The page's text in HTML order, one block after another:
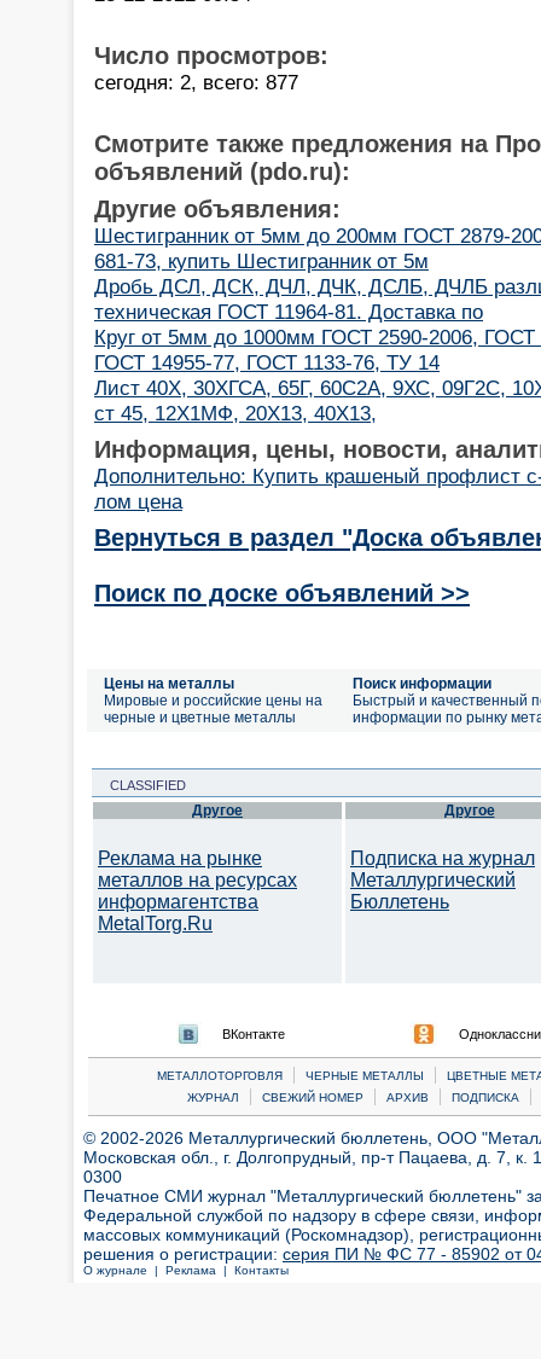
Число просмотров:
сегодня: 2, всего: 877
Смотрите также предложения на
объявлений (pdo.ru):
Другие объявления:
Шестигранник от 5мм до 200мм ГОСТ 2879-
681-73, купить Шестигранник от 5м
Дробь ДСЛ, ДСК, ДЧЛ, ДЧК, ДСЛБ, ДЧЛБ
техническая ГОСТ 11964-81. Доставка по
Круг от 5мм до 1000мм ГОСТ 2590-2006,
ГОСТ 14955-77, ГОСТ 1133-76, ТУ 14
Лист 40Х, 30ХГСА, 65Г, 60С2А, 9ХС, 09Г2С,
ст 45, 12Х1МФ, 20Х13, 40Х13,
Информация, цены, новости,
Дополнительно: Купить крашеный профлист
лом цена
Вернуться в раздел "Доска
Поиск по доске объявлений >>
Цены на металлы
Мировые и российские цены на
черные и цветные металлы
Поиск информации
Быстрый и качественный
информации по рынку
CLASSIFIED
Другое
Реклама на рынке
металлов на ресурсах
информагентства
MetalTorg.Ru
Другое
Подписка на журнал
Металлургический
Бюллетень
ВКонтакте
МЕТАЛЛОТОРГОВЛЯ | ЧЕРНЫЕ МЕТАЛЛЫ |
ЦВЕТНЫЕ
ЖУРНАЛ
| СВЕЖИЙ НОМЕР | АРХИВ | ПОДПИСКА |
© 2002-2026 Металлургический бюллетень, ООО
Московская обл., г. Долгопрудный, пр-т Пацаева, д. 7,
0300
Печатное СМИ журнал "Металлургический бюллетень"
Федеральной службой по надзору в сфере связи,
массовых коммуникаций (Роскомнадзор),
решения о регистрации: серия ПИ № ФС 77 - 85902 от 04
О журнале | Реклама | Контакты